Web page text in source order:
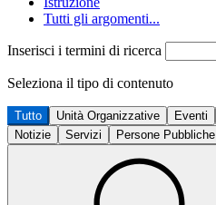
Tutti gli argomenti...
Inserisci i termini di ricerca
Seleziona il tipo di contenuto
Tutto Unità Organizzative Eventi
Notizie
Servizi Persone Pubbliche